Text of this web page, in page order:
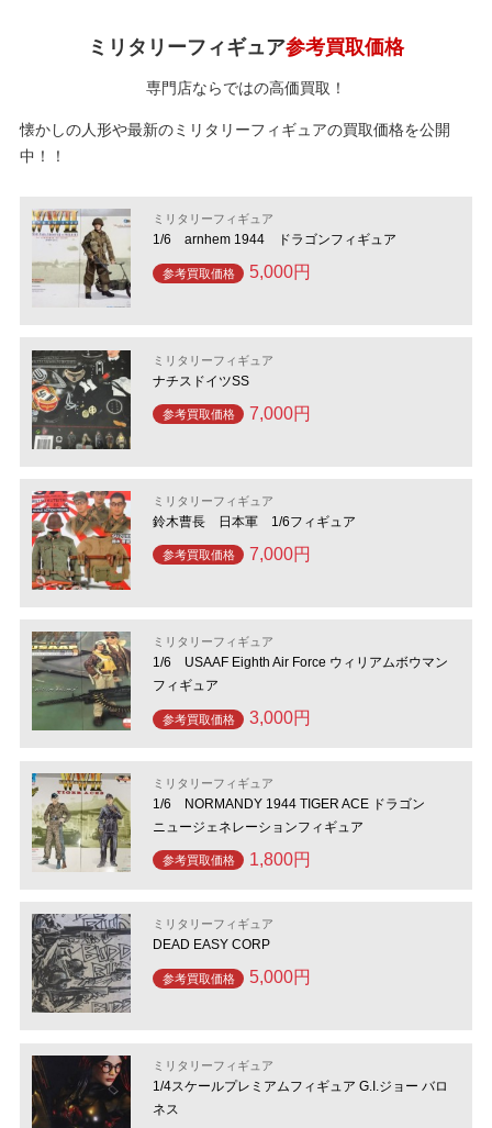
ミリタリーフィギュア参考買取価格
専門店ならではの高価買取！
懐かしの人形や最新のミリタリーフィギュアの買取価格を公開
中！！
ミリタリーフィギュア
1/6 arnhem 1944 ドラゴンフィギュア
参考買取価格 5,000円
ミリタリーフィギュア
ナチスドイツSS
参考買取価格 7,000円
ミリタリーフィギュア
鈴木曹長 日本軍 1/6フィギュア
参考買取価格 7,000円
ミリタリーフィギュア
1/6 USAAF Eighth Air Force ウィリアムボウマン
フィギュア
参考買取価格 3,000円
ミリタリーフィギュア
1/6 NORMANDY 1944 TIGER ACE ドラゴン
ニュージェネレーションフィギュア
参考買取価格 1,800円
ミリタリーフィギュア
DEAD EASY CORP
参考買取価格 5,000円
ミリタリーフィギュア
1/4スケールプレミアムフィギュア G.I.ジョー バロ
ネス